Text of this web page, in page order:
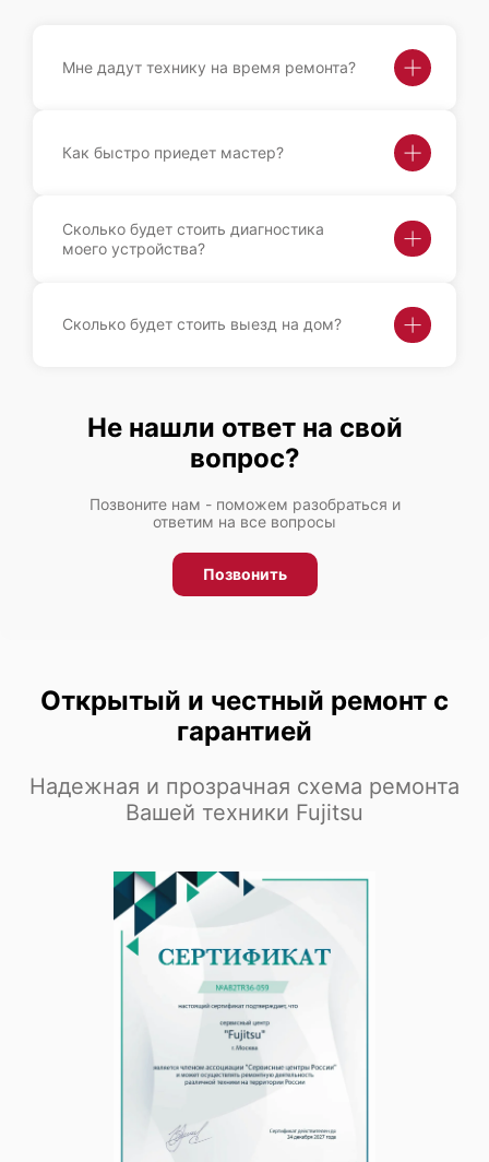
Fujitsu Primergy RX2540 M6
Fujitsu Primergy RX2540 M5
Fujitsu Primergy RX2540 M4
Fujitsu Primergy RX2540 M2
Fujitsu Primergy RX2540 M1
Мне дадут технику на время ремонта?
Как быстро приедет мастер?
Сколько будет стоить диагностика
моего устройства?
Сколько будет стоить выезд на дом?
Не нашли ответ на свой
вопрос?
Позвоните нам - поможем разобраться и
ответим на все вопросы
Позвонить
Открытый и честный ремонт с
гарантией
Надежная и прозрачная схема ремонта
Вашей техники Fujitsu